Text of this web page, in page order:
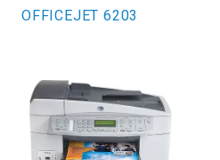
OFFICEJET 6203